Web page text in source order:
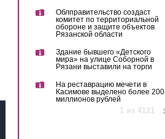
Облправительство создаст
комитет по территориальной
обороне и защите объектов
Рязанской области
Здание бывшего «Детского
мира» на улице Соборной в
Рязани выставили на торги
На реставрацию мечети в
Касимове выделено более 200
миллионов рублей
1 из 4121